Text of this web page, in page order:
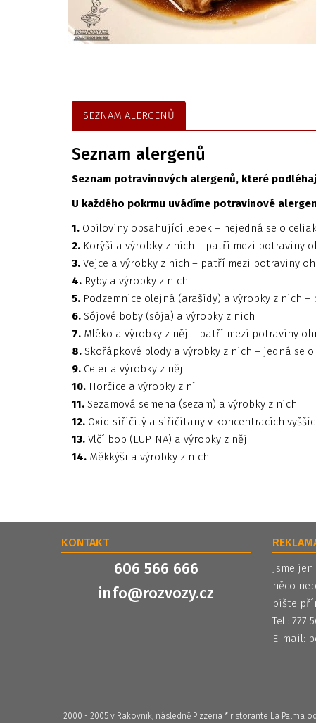
SEZNAM ALERGENŮ
Seznam alergenů
Seznam potravinových alergenů, které
U každého pokrmu uvádíme potravinové
1. Obiloviny obsahující lepek – nejedná se o
2. Korýši a výrobky z nich – patří mezi potraviny
3. Vejce a výrobky z nich – patří mezi potraviny
4. Ryby a výrobky z nich
5. Podzemnice olejná (arašídy) a výrobky z nich
6. Sójové boby (sója) a výrobky z nich
7. Mléko a výrobky z něj – patří mezi potraviny
8. Skořápkové plody a výrobky z nich – jedná se
9. Celer a výrobky z něj
10. Horčice a výrobky z ní
11. Sezamová semena (sezam) a výrobky z nich
12. Oxid siřičitý a siřičitany v koncentracích
13. Vlčí bob (LUPINA) a výrobky z něj
14. Měkkýši a výrobky z nich
KONTAKT
606 566 666
info@rozvozy.cz
Jsme
něco
pište
Tel.: 777
E-mail:
2000 - 2005 v Rakovník, následně Pizzeria * ristorante La Palma